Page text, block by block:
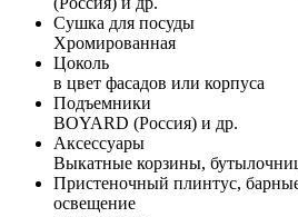
Сушка для посуды
Хромированная
Цоколь
в цвет фасадов или корпуса
Подъемники
BOYARD (Россия) и др.
Аксессуары
Выкатные корзины,
Пристеночный плинтус,
освещение